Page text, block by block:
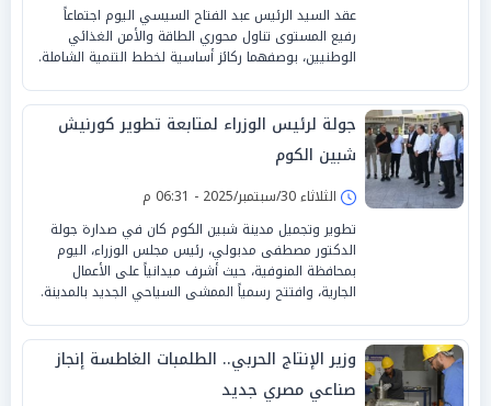
عقد السيد الرئيس عبد الفتاح السيسي اليوم اجتماعاً
رفيع المستوى تناول محوري الطاقة والأمن الغذائي
الوطنيين، بوصفهما ركائز أساسية لخطط التنمية الشاملة.
جولة لرئيس الوزراء لمتابعة تطوير كورنيش
شبين الكوم
الثلاثاء 30/سبتمبر/2025 - 06:31 م
تطوير وتجميل مدينة شبين الكوم كان في صدارة جولة
الدكتور مصطفى مدبولي، رئيس مجلس الوزراء، اليوم
بمحافظة المنوفية، حيث أشرف ميدانياً على الأعمال
الجارية، وافتتح رسمياً الممشى السياحي الجديد بالمدينة.
وزير الإنتاج الحربي.. الطلمبات الغاطسة إنجاز
صناعي مصري جديد